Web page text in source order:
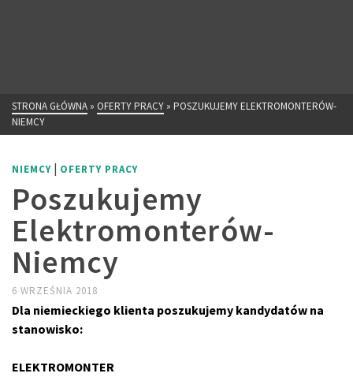
STRONA GŁÓWNA » OFERTY PRACY » POSZUKUJEMY ELEKTROMONTERÓW-
NIEMCY
NIEMCY | OFERTY PRACY
Poszukujemy
Elektromonterów-
Niemcy
6 WRZEŚNIA 2018
Dla niemieckiego klienta poszukujemy kandydatów na
stanowisko:
ELEKTROMONTER